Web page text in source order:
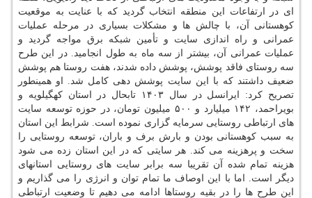
ای در ارتفاعات این منطقه انتخاب گردید که با عنایت به موقعیت
کوهستانی آن، با چالش ها و مشکلات بسیاری در مرحله عملیات
عمرانی و راه اندازی سایت و تأمین شبکه برق مواجه گردید و
عملیات عمرانی آن، بیشتر از سه ماه به طول انجامید. در این طرح
سه روستای فاقد پوشش، پوشش داده شدند، هفت روستا هم پوشش
ضعیف داشتند که با این سایت پوشش دهی کامل شد. او همینطور
تصریح کرد: ایرانسل در سال ۱۴۰۳ تابحال در استان کهگیلویه و
بویراحمد، ۱۴۲ میلیارد و ۵۰۰ میلیون تومان، در حوزه توسعه سایت
های ارتباطی روستایی سرمایه گزاری نموده است. شرابط این استان
به سبب کوهستانی بودن و بارش برف و باران، توسعه روستایی را
سخت و پرهزینه می کند. هر سایتی که در این استان زده می شود
هزینه تمام شده آن تقریبا سه برابر سایت های روستایی استانهای
دیگر است. اما با این اوصاف ما تمام توان و انرژی را می گذاریم و
این طرح ها را در بقیه روستاها ادامه می دهیم تا وضعیت ارتباطی